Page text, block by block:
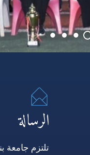
الرسالة
تلتزم جامعة